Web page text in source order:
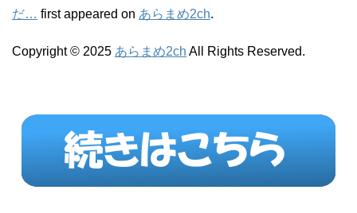
だ… first appeared on あらまめ2ch.
Copyright © 2025 あらまめ2ch All Rights Reserved.